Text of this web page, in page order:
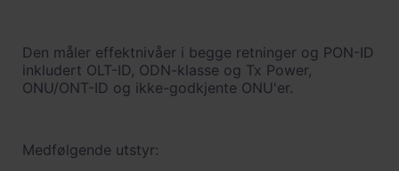
Den måler effektnivåer i begge retninger og PON-ID
inkludert OLT-ID, ODN-klasse og Tx Power,
ONU/ONT-ID og ikke-godkjente ONU'er.
Medfølgende utstyr: